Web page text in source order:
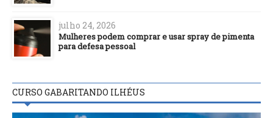
julho 24, 2026
Mulheres podem comprar e usar spray de pimenta
para defesa pessoal
CURSO GABARITANDO ILHÉUS